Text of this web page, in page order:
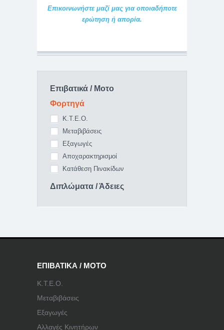
Επικοινωνήστε μαζί μας για οποιαδήποτε
ερώτηση ή απορία.
Επιβατικά / Μοτο
Φορτηγά
Κ.Τ.Ε.Ο.
Μεταβιβάσεις
Εξαγωγές
Αποχαρακτηρισμοί
Κατάθεση Πινακίδων
Διπλώματα / Άδειες
ΕΠΙΒΑΤΙΚΑ / ΜΟΤΟ
Κ.Τ.Ε.Ο.
Μεταβιβάσεις
Εξαγωγές
Αλλαγές Κινητήρων